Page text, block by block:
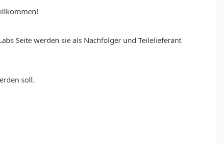
Seite werden sie als Nachfolger und Teilelieferant
soll.